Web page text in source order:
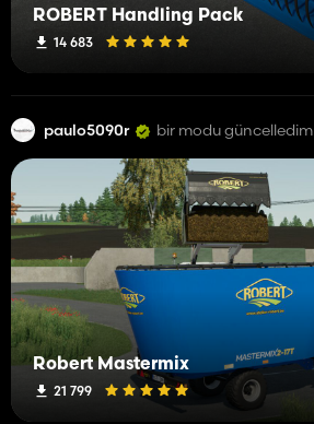
ROBERT Handling Pack
14 683
paulo5090r bir modu güncelledim
Robert Mastermix
21 799